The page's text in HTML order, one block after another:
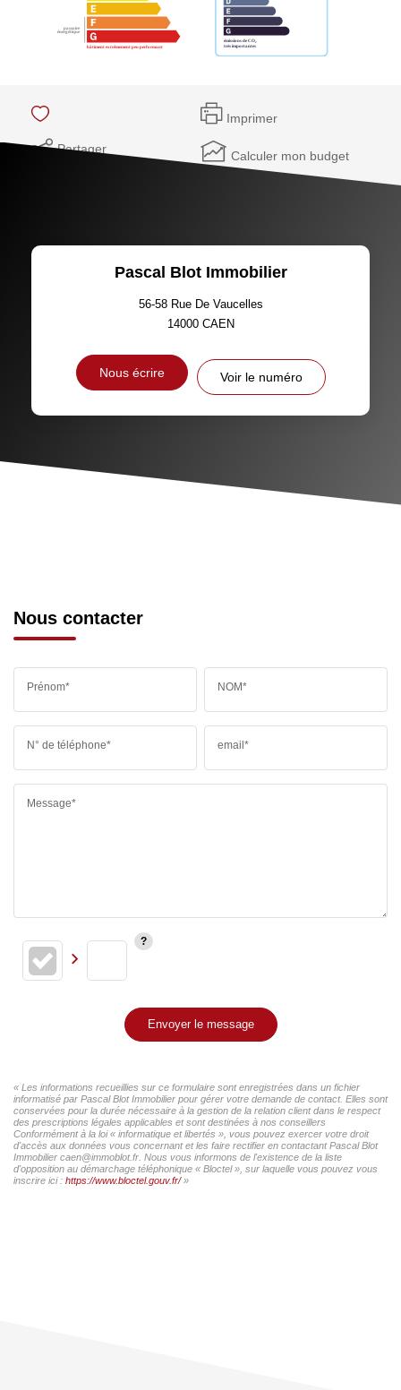
Imprimer
Partager Calculer mon budget
Pascal Blot Immobilier
56-58 Rue De Vaucelles
14000 CAEN
Nous écrire Voir le numéro
Nous contacter
Prénom* NOM*
N° de téléphone* email*
Message*
Envoyer le message
« Les informations recueillies sur ce formulaire sont enregistrées dans un fichier
informatisé par Pascal Blot Immobilier pour gérer votre demande de contact. Elles sont
conservées pour la durée nécessaire à la gestion de la relation client dans le respect
des prescriptions légales applicables et sont destinées à nos conseillers
Conformément à la loi « informatique et libertés », vous pouvez exercer votre droit
d'accès aux données vous concernant et les faire rectifier en contactant Pascal Blot
Immobilier caen@immoblot.fr. Nous vous informons de l'existence de la liste
d'opposition au démarchage téléphonique « Bloctel », sur laquelle vous pouvez vous
inscrire ici : https://www.bloctel.gouv.fr/»